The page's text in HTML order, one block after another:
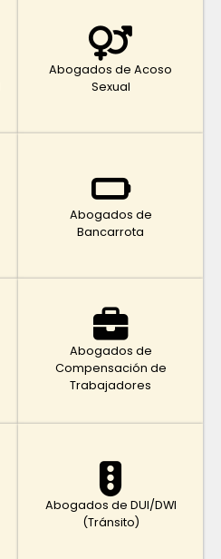
Abogados de Acoso
Sexual
Abogados de
Bancarrota
Abogados de
Compensación de
Trabajadores
Abogados de DUI/DWI
(Tránsito)